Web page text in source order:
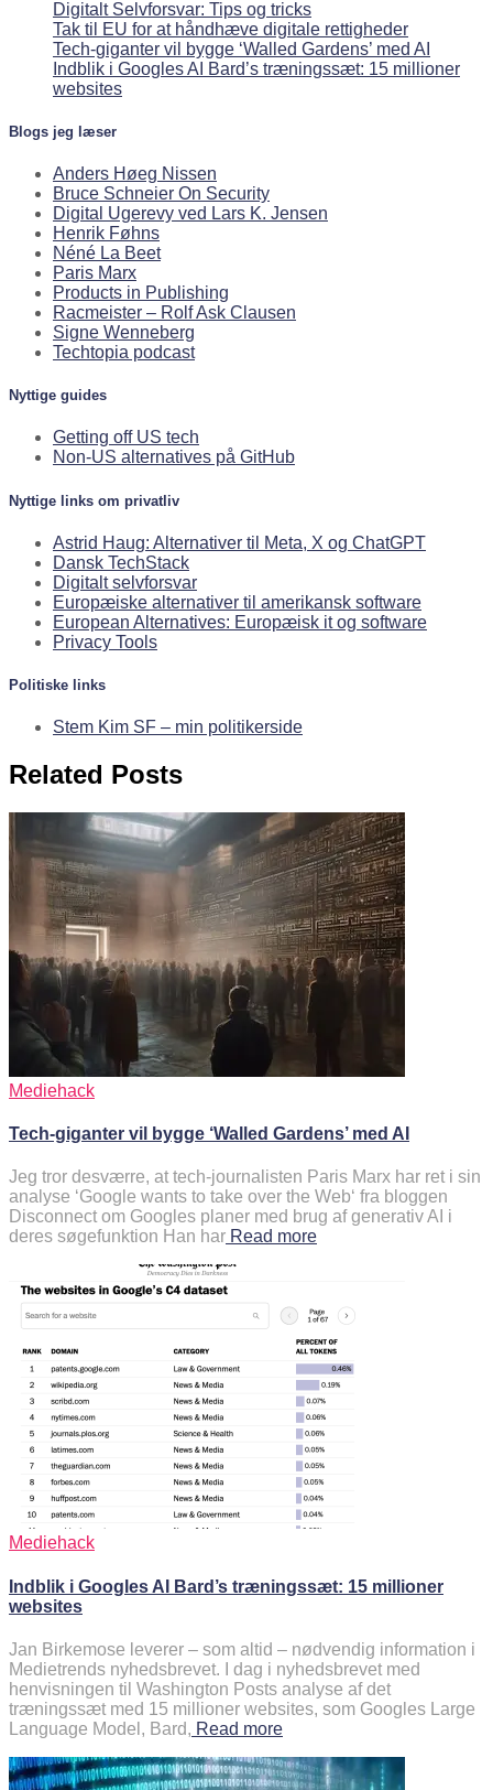
Digitalt Selvforsvar: Tips og tricks
Tak til EU for at håndhæve digitale rettigheder
Tech-giganter vil bygge ‘Walled Gardens’ med AI
Indblik i Googles AI Bard’s træningssæt: 15 millioner
websites
Blogs jeg læser
Anders Høeg Nissen
Bruce Schneier On Security
Digital Ugerevy ved Lars K. Jensen
Henrik Føhns
Néné La Beet
Paris Marx
Products in Publishing
Racmeister – Rolf Ask Clausen
Signe Wenneberg
Techtopia podcast
Nyttige guides
Getting off US tech
Non-US alternatives på GitHub
Nyttige links om privatliv
Astrid Haug: Alternativer til Meta, X og ChatGPT
Dansk TechStack
Digitalt selvforsvar
Europæiske alternativer til amerikansk software
European Alternatives: Europæisk it og software
Privacy Tools
Politiske links
Stem Kim SF – min politikerside
Related Posts
Mediehack
Tech-giganter vil bygge ‘Walled Gardens’ med AI
Jeg tror desværre, at tech-journalisten Paris Marx har ret i sin
analyse ‘Google wants to take over the Web‘ fra bloggen
Disconnect om Googles planer med brug af generativ AI i
deres søgefunktion Han har Read more
Mediehack
Indblik i Googles AI Bard’s træningssæt: 15 millioner
websites
Jan Birkemose leverer – som altid – nødvendig information i
Medietrends nyhedsbrevet. I dag i nyhedsbrevet med
henvisningen til Washington Posts analyse af det
træningssæt med 15 millioner websites, som Googles Large
Language Model, Bard, Read more